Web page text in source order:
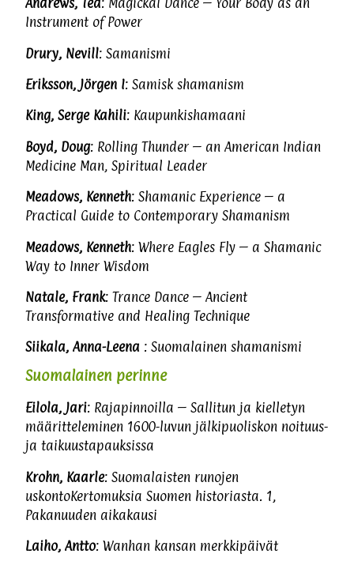
Andrews, Ted: Magickal Dance – Your Body as an
Instrument of Power
Drury, Nevill: Samanismi
Eriksson, Jörgen I: Samisk shamanism
King, Serge Kahili: Kaupunkishamaani
Boyd, Doug: Rolling Thunder – an American Indian
Medicine Man, Spiritual Leader
Meadows, Kenneth: Shamanic Experience – a
Practical Guide to Contemporary Shamanism
Meadows, Kenneth: Where Eagles Fly – a Shamanic
Way to Inner Wisdom
Natale, Frank: Trance Dance – Ancient
Transformative and Healing Technique
Siikala, Anna-Leena : Suomalainen shamanismi
Suomalainen perinne
Eilola, Jari: Rajapinnoilla – Sallitun ja kielletyn
määritteleminen 1600-luvun jälkipuoliskon noituus-
ja taikuustapauksissa
Krohn, Kaarle: Suomalaisten runojen
uskontoKertomuksia Suomen historiasta. 1,
Pakanuuden aikakausi
Laiho, Antto: Wanhan kansan merkkipäivät